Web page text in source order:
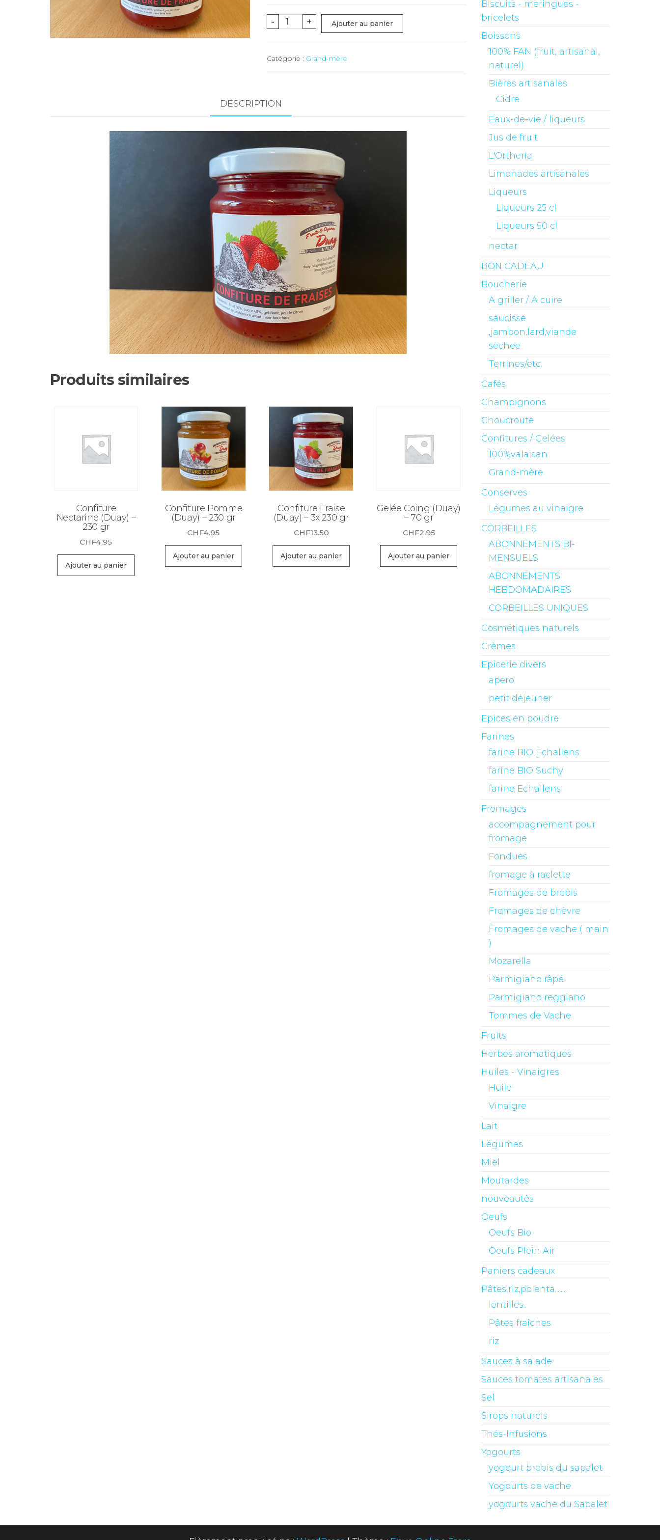
-
quantité
Fraise
230
gr
+ Ajouter au panier
Catégorie : Grand-mère
DESCRIPTION
Produits similaires
Confiture
Nectarine (Duay) –
230 gr
CHF4.95
Ajouter au panier
Confiture Pomme
(Duay) – 230 gr
CHF4.95
Ajouter au panier
Confiture Fraise
(Duay) – 3x 230 gr
CHF13.50
Ajouter au panier
Gelée Coing (Duay)
– 70 gr
CHF2.95
Ajouter au panier
Biscuits - meringues -
bricelets
Boissons
100% FAN (fruit, artisanal,
naturel)
Bières artisanales
Cidre
Eaux-de-vie / liqueurs
Jus de fruit
L'Ortheria
Limonades artisanales
Liqueurs
Liqueurs 25 cl
Liqueurs 50 cl
nectar
BON CADEAU
Boucherie
A griller / A cuire
saucisse
,jambon,lard,viande
sèchee
Terrines/etc.
Cafés
Champignons
Choucroute
Confitures / Gelées
100%valaisan
Grand-mère
Conserves
Légumes au vinaigre
CORBEILLES
ABONNEMENTS BI-
MENSUELS
ABONNEMENTS
HEBDOMADAIRES
CORBEILLES UNIQUES
Cosmétiques naturels
Crèmes
Epicerie divers
apero
petit déjeuner
Epices en poudre
Farines
farine BIO Echallens
farine BIO Suchy
farine Echallens
Fromages
accompagnement pour
fromage
Fondues
fromage à raclette
Fromages de brebis
Fromages de chèvre
Fromages de vache ( main
)
Mozarella
Parmigiano râpé
Parmigiano reggiano
Tommes de Vache
Fruits
Herbes aromatiques
Huiles - Vinaigres
Huile
Vinaigre
Lait
Légumes
Miel
Moutardes
nouveautés
Oeufs
Oeufs Bio
Oeufs Plein Air
Paniers cadeaux
Pâtes,riz,polenta........
lentilles..
Pâtes fraîches
riz
Sauces à salade
Sauces tomates artisanales
Sel
Sirops naturels
Thés-Infusions
Yogourts
yogourt brebis du sapalet
Yogourts de vache
yogourts vache du Sapalet